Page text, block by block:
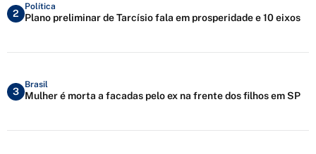
2
Política
Plano preliminar de Tarcísio fala em prosperidade e 10 eixos
3
Brasil
Mulher é morta a facadas pelo ex na frente dos filhos em SP